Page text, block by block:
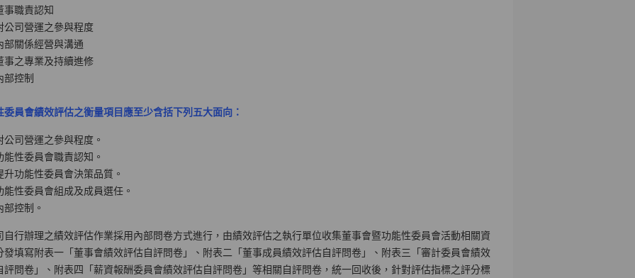
事職責認知
公司營運之參與程度
部關係經營與溝通
事之專業及持續進修
部控制
委員會績效評估之衡量項目應至少含括下列五大面向：
公司營運之參與程度。
能性委員會職責認知。
升功能性委員會決策品質。
能性委員會組成及成員選任。
部控制。
自行辦理之績效評估作業採用內部問卷方式進行，由績效評估之執行單位收集董事會暨功能性委員會活動相關資
發填寫附表一「董事會績效評估自評問卷」、附表二「董事成員績效評估自評問卷」、附表三「審計委員會績效
評問卷」、附表四「薪資報酬委員會績效評估自評問卷」等相關自評問卷，統一回收後，針對評估指標之評分標